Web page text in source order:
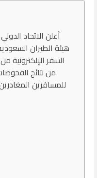
أعلن الاتحاد
هيئة الطيران
السفر الإلكترونية
للمسافرين